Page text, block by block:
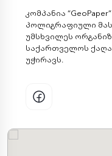
კომპანია
პოლიგრაფიული
უმსხვილეს
საქართველოს
უჭირავს.